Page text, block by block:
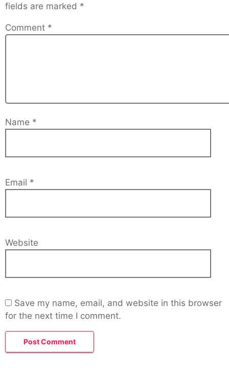
fields are marked *
Comment *
Name *
Email *
Website
Save my name, email, and website in this browser
for the next time I comment.